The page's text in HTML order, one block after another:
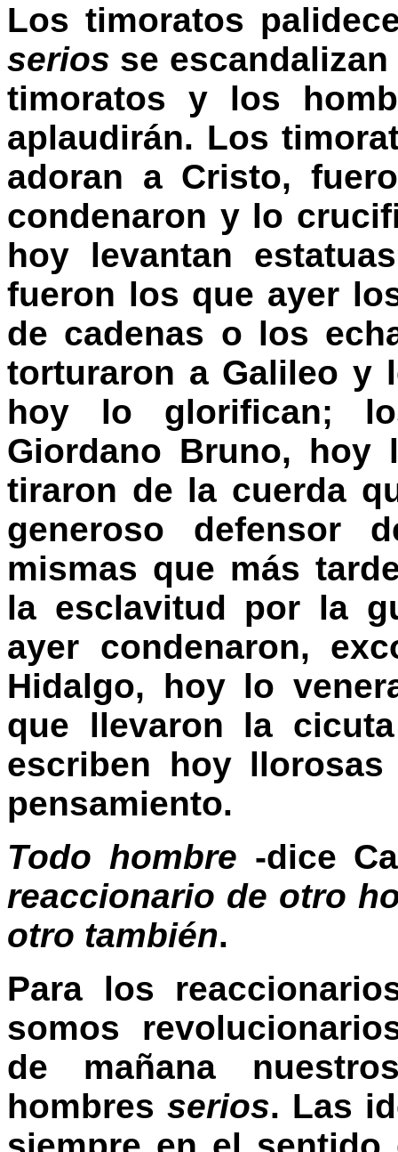
Los timoratos
serios se
timoratos y los
aplaudirán. Los
adoran a Cristo,
condenaron y lo
hoy levantan
fueron los que ayer
de cadenas o los
torturaron a Galileo y
hoy lo glorifican;
Giordano Bruno, hoy
tiraron de la cuerda
generoso defensor
mismas que más
la esclavitud por la
ayer condenaron,
Hidalgo, hoy lo
que llevaron la
escriben hoy
pensamiento.
Todo hombre -dice
reaccionario de otro
otro también.
Para los
somos
de mañana
hombres serios. Las